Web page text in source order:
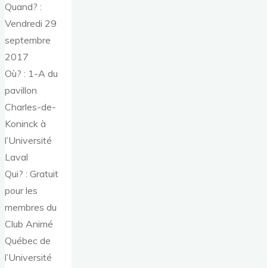
Quand? :
Vendredi 29
septembre
2017
Où? : 1-A du
pavillon
Charles-de-
Koninck à
l’Université
Laval
Qui? : Gratuit
pour les
membres du
Club Animé
Québec de
l’Université